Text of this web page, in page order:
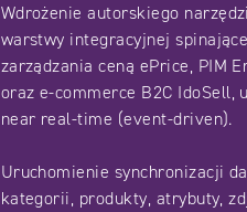
Wdrożenie autorskiego
warstwy integracyjnej
zarządzania ceną ePrice, PIM
oraz e-commerce B2C
near real-time (event-driven).
Uruchomienie synchronizacji
kategorii, produkty, atrybuty,